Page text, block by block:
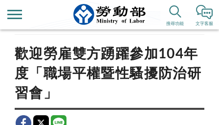
文字客服
搜尋功能
新聞公告 歷史新聞
歡迎勞雇雙方踴躍參加104年
度「職場平權暨性騷擾防治研
習會」